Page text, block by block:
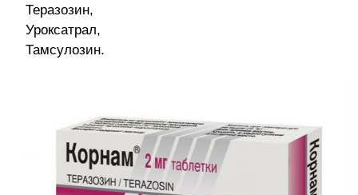
Теразозин,
Уроксатрал,
Тамсулозин.